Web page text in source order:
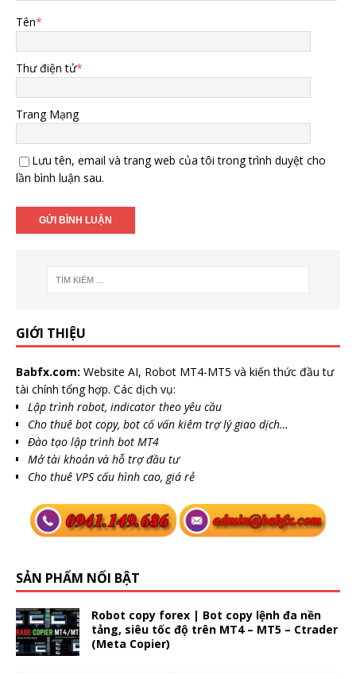
Tên*
Thư điện tử*
Trang Mạng
Lưu tên, email và trang web của tôi trong trình duyệt cho
lần bình luận sau.
GIỚI THIỆU
Babfx.com: Website AI, Robot MT4-MT5 và kiến thức đầu tư
tài chính tổng hợp. Các dịch vụ:
Lập trình robot, indicator theo yêu cầu
Cho thuê bot copy, bot cố vấn kiêm trợ lý giao dịch…
Đào tạo lập trình bot MT4
Mở tài khoản và hỗ trợ đầu tư
Cho thuê VPS cấu hình cao, giá rẻ
SẢN PHẨM NỔI BẬT
Robot copy forex | Bot copy lệnh đa nền
tảng, siêu tốc độ trên MT4 – MT5 – Ctrader
(Meta Copier)